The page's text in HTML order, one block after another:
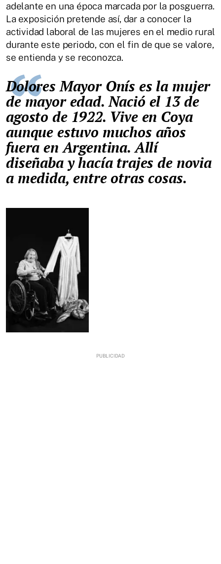
adelante en una época marcada por la posguerra.
La exposición pretende así, dar a conocer la
actividad laboral de las mujeres en el medio rural
durante este periodo, con el fin de que se valore,
se entienda y se reconozca.
Dolores Mayor Onís es la mujer
de mayor edad. Nació el 13 de
agosto de 1922. Vive en Coya
aunque estuvo muchos años
fuera en Argentina. Allí
diseñaba y hacía trajes de novia
a medida, entre otras cosas.